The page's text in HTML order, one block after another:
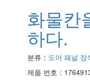
화물칸
하다.
분류： 도어 패널 장
제품 번호：